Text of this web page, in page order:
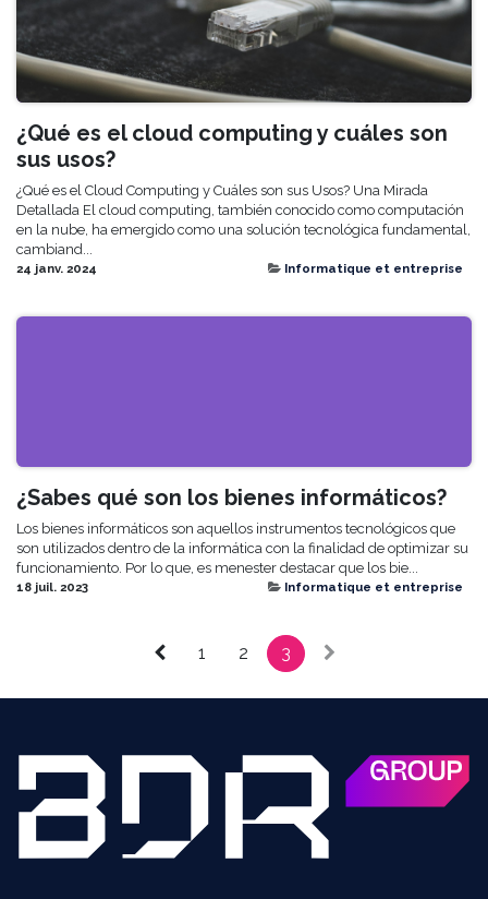
¿Qué es el cloud computing y cuáles son
sus usos?
¿Qué es el Cloud Computing y Cuáles son sus Usos? Una Mirada
Detallada El cloud computing, también conocido como computación
en la nube, ha emergido como una solución tecnológica fundamental,
cambiand...
24 janv. 2024 Informatique et entreprise
¿Sabes qué son los bienes informáticos?
Los bienes informáticos son aquellos instrumentos tecnológicos que
son utilizados dentro de la informática con la finalidad de optimizar su
funcionamiento. Por lo que, es menester destacar que los bie...
18 juil. 2023 Informatique et entreprise
1 2 3